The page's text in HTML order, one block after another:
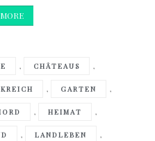
, CHÂTEAUS ,
, GARTEN ,
, HEIMAT ,
, LANDLEBEN ,